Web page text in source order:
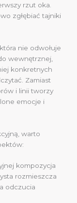
rzut oka.
zgłębiać tajniki
nie odwołuje
wewnętrznej,
konkretnych
Zamiast
i linii tworzy
emocje i
warto
kompozycja
rozmieszcza
odczucia